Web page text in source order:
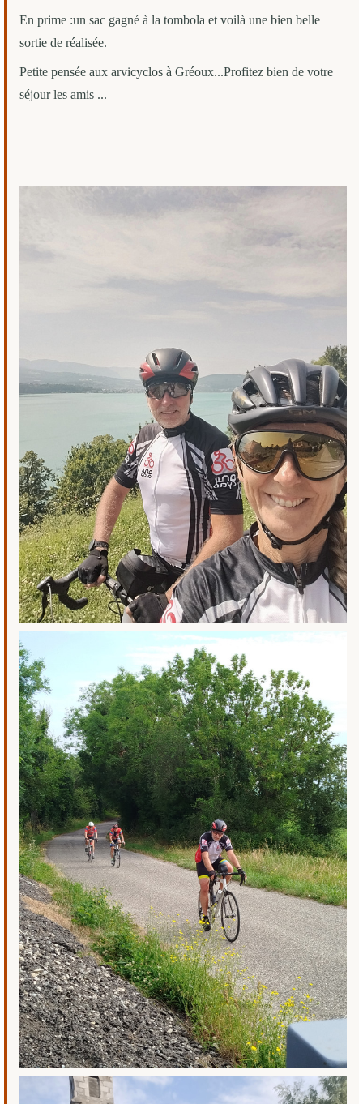
En prime :un sac gagné à la tombola et voilà une bien belle
sortie de réalisée.
Petite pensée aux arvicyclos à Gréoux...Profitez bien de votre
séjour les amis ...